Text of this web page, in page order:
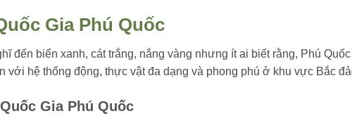
Gia Phú Quốc
đến biển xanh, cát trắng, nắng vàng nhưng ít ai biết rằng, Phú
hệ thống động, thực vật đa dạng và phong phú ở khu vực Bắc
Gia Phú Quốc